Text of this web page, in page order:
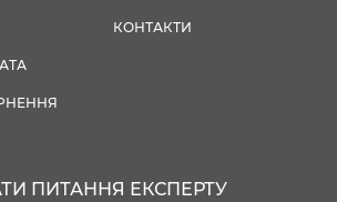
КОНТАКТИ
ПИТАННЯ ЕКСПЕРТУ